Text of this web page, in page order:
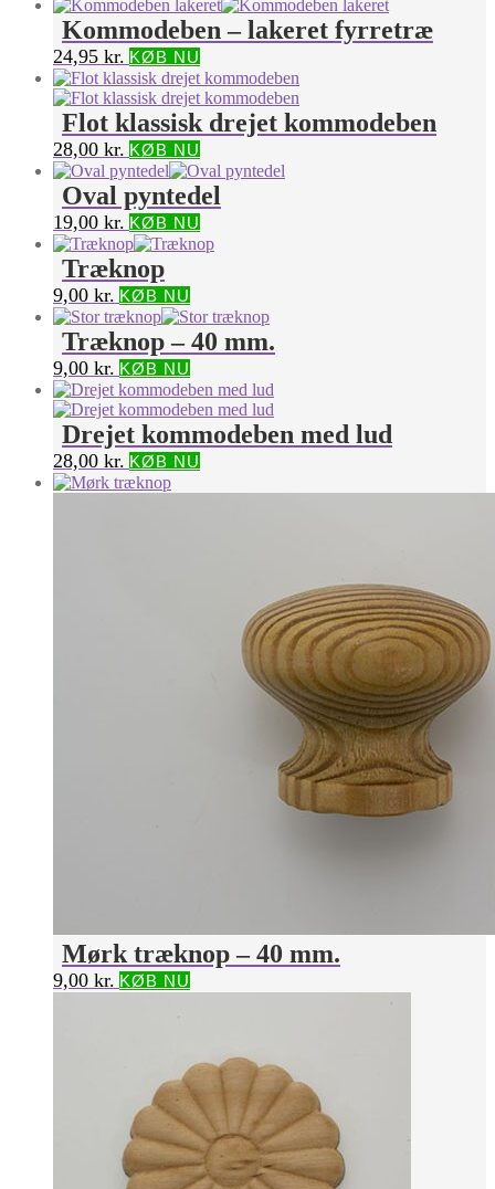
Kommodeben – lakeret fyrretræ
24,95 kr. KØB NU
Flot klassisk drejet kommodeben
28,00 kr. KØB NU
Oval pyntedel
19,00 kr. KØB NU
Træknop
9,00 kr. KØB NU
Træknop – 40 mm.
9,00 kr. KØB NU
Drejet kommodeben med lud
28,00 kr. KØB NU
Mørk træknop – 40 mm.
9,00 kr. KØB NU